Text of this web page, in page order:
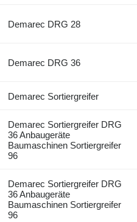
Demarec DRG 28
Demarec DRG 36
Demarec Sortiergreifer
Demarec Sortiergreifer DRG
36 Anbaugeräte
Baumaschinen Sortiergreifer
96
Demarec Sortiergreifer DRG
36 Anbaugeräte
Baumaschinen Sortiergreifer
96